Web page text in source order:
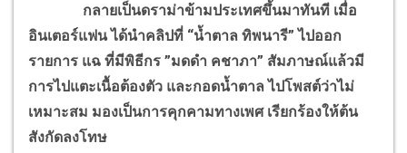
กลายเป็นดราม่าข้ามประเทศขึ้นมาทันที เมื่อ
อินเตอร์แฟน ได้นำคลิปที่ “น้ำตาล ทิพนารี” ไปออก
รายการ แฉ ที่มีพิธีกร ”มดดำ คชาภา” สัมภาษณ์แล้วมี
การไปแตะเนื้อต้องตัว และกอดน้ำตาล ไปโพสต์ว่าไม่
เหมาะสม มองเป็นการคุกคามทางเพศ เรียกร้องให้ต้น
สังกัดลงโทษ